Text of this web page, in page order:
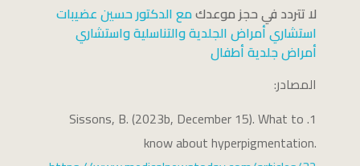
لا تتردد في حجز موعدكمع الدكتور حسين عضيبات
استشاري أمراض الجلدية والتناسلية واستشاري
أمراض جلدية أطفال
المصادر:
Sissons, B. (2023b, December 15). What to
know about hyperpigmentation.